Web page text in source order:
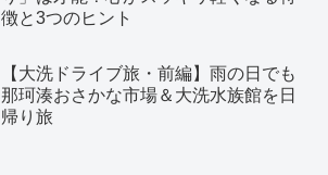
徴と3つのヒント
【大洗ドライブ旅・前編】雨の日でも
那珂湊おさかな市場＆大洗水族館を日
帰り旅